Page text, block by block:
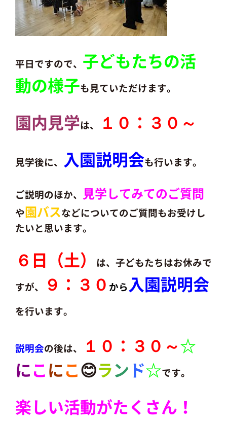
平日ですので、 子どもたちの活
動の様子も見ていただけます。
園内見学は、 １０：３０～
見学後に、 入園説明会も行います。
ご説明のほか、 見学してみてのご質問
や園バスなどについてのご質問もお受けし
たいと思います。
６日（土）
は、子どもたちはお休みで
すが、
９：３０ から入園説明会
を行います。
説明会の後は、 １０：３０～☆
にこにこ😊ラン ド☆です。
楽しい活動がたくさん！